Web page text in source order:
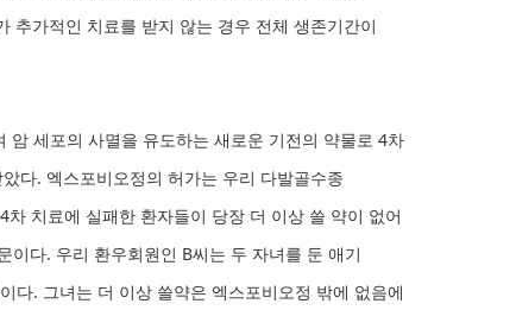
추가적인 치료를 받지 않는 경우 전체 생존기간이
암 세포의 사멸을 유도하는 새로운 기전의 약물로 4차
다. 엑스포비오정의 허가는 우리 다발골수종
치료에 실패한 환자들이 당장 더 이상 쓸 약이 없어
다. 우리 환우회원인 B씨는 두 자녀를 둔 애기
다. 그녀는 더 이상 쓸약은 엑스포비오정 밖에 없음에